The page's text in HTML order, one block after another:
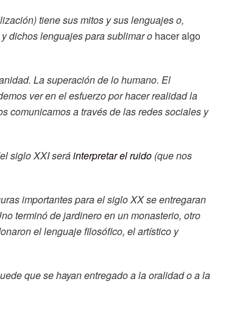
tiene sus mitos y sus lenguajes o,
dichos lenguajes para sublimar o hacer algo
La superación de lo humano. El
ver en el esfuerzo por hacer realidad la
comunicamos a través de las redes sociales y
siglo XXI seráinterpretar el ruido (que nos
importantes para el siglo XX se entregaran
terminó de jardinero en un monasterio, otro
el lenguaje filosófico, el artístico y
que se hayan entregado a la oralidad o a la